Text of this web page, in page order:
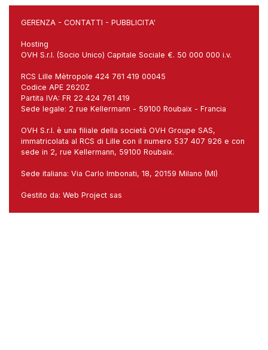
GERENZA - CONTATTI - PUBBLICITA'
Hosting
OVH S.r.l. (Socio Unico) Capitale Sociale €. 50 000 000 i.v.
RCS Lille Mètropole 424 761 419 00045
Codice APE 2620Z
Partita IVA: FR 22 424 761 419
Sede legale: 2 rue Kellermann - 59100 Roubaix - Francia
OVH S.r.l. è una filiale della società OVH Groupe SAS,
immatricolata al RCS di Lille con il numero 537 407 926 e con
sede in 2, rue Kellermann, 59100 Roubaix.
Sede italiana: Via Carlo Imbonati, 18, 20159 Milano (MI)
Gestito da: Web Project sas